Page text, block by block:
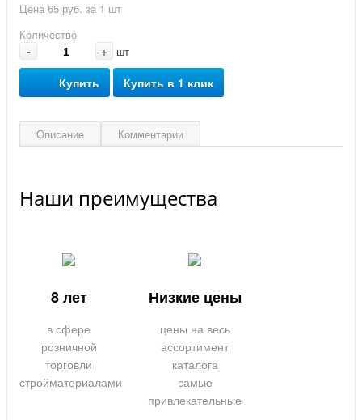
Цена 65 руб. за 1 шт
Количество
- + шт
Купить Купить в 1 клик
Описание Комментарии
Наши преимущества
8 лет
в сфере
розничной
торговли
стройматериалами
Низкие цены
цены на весь
ассортимент
каталога
самые
привлекательные